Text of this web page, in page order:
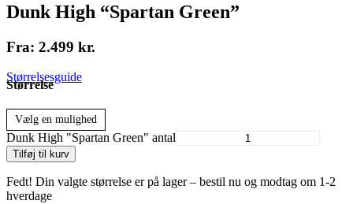
Dunk High “Spartan Green”
Fra: 2.499 kr.
Størrelsesguide
Størrelse
Vælg en mulighed
Dunk High "Spartan Green" antal
Tilføj til kurv
Fedt! Din valgte størrelse er på lager – bestil nu og modtag om 1-2
hverdage